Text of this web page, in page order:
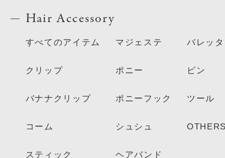
Hair Accessory
すべてのアイテム
クリップ
バナナクリップ
コーム
スティック
マジェステ
ポニー
ポニーフック
シュシュ
ヘアバンド
バレッタ
ピン
ツール